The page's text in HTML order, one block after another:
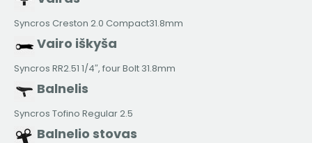
Syncros Creston 2.0 Compact31.8mm
Vairo iškyša
Syncros RR2.51 1/4″, four Bolt 31.8mm
Balnelis
Syncros Tofino Regular 2.5
Balnelio stovas